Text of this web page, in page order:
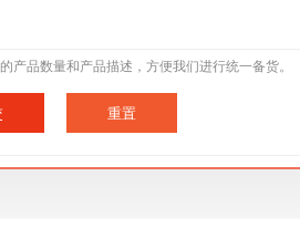
的产品数量和产品描述，方便我们进行统一备货。